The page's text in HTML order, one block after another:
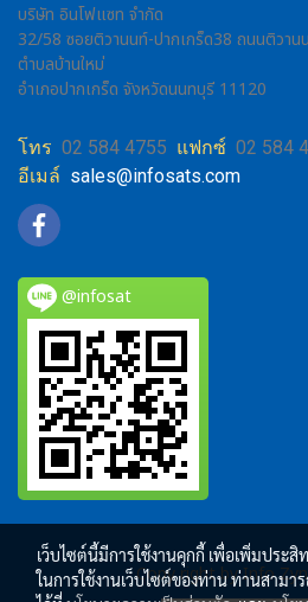
บริษัท อินโฟแซท จำกัด
32/58 ซอยติวานนท์-ปากเกร็ด38 ถนนติวาน
ตำบลบ้านใหม่
อำเภอปากเกร็ด จังหวัดนนทบุรี 11120
โทร 02 584 4755 แฟกซ์ 02 584
อีเมล์ sales@infosats.com
@infosat
Copy right by Info
เว็บไซต์นี้มีการใช้งานคุกกี้ เพื่อเพิ่มปร
ในการใช้งานเว็บไซต์ของท่าน ท่านสามา